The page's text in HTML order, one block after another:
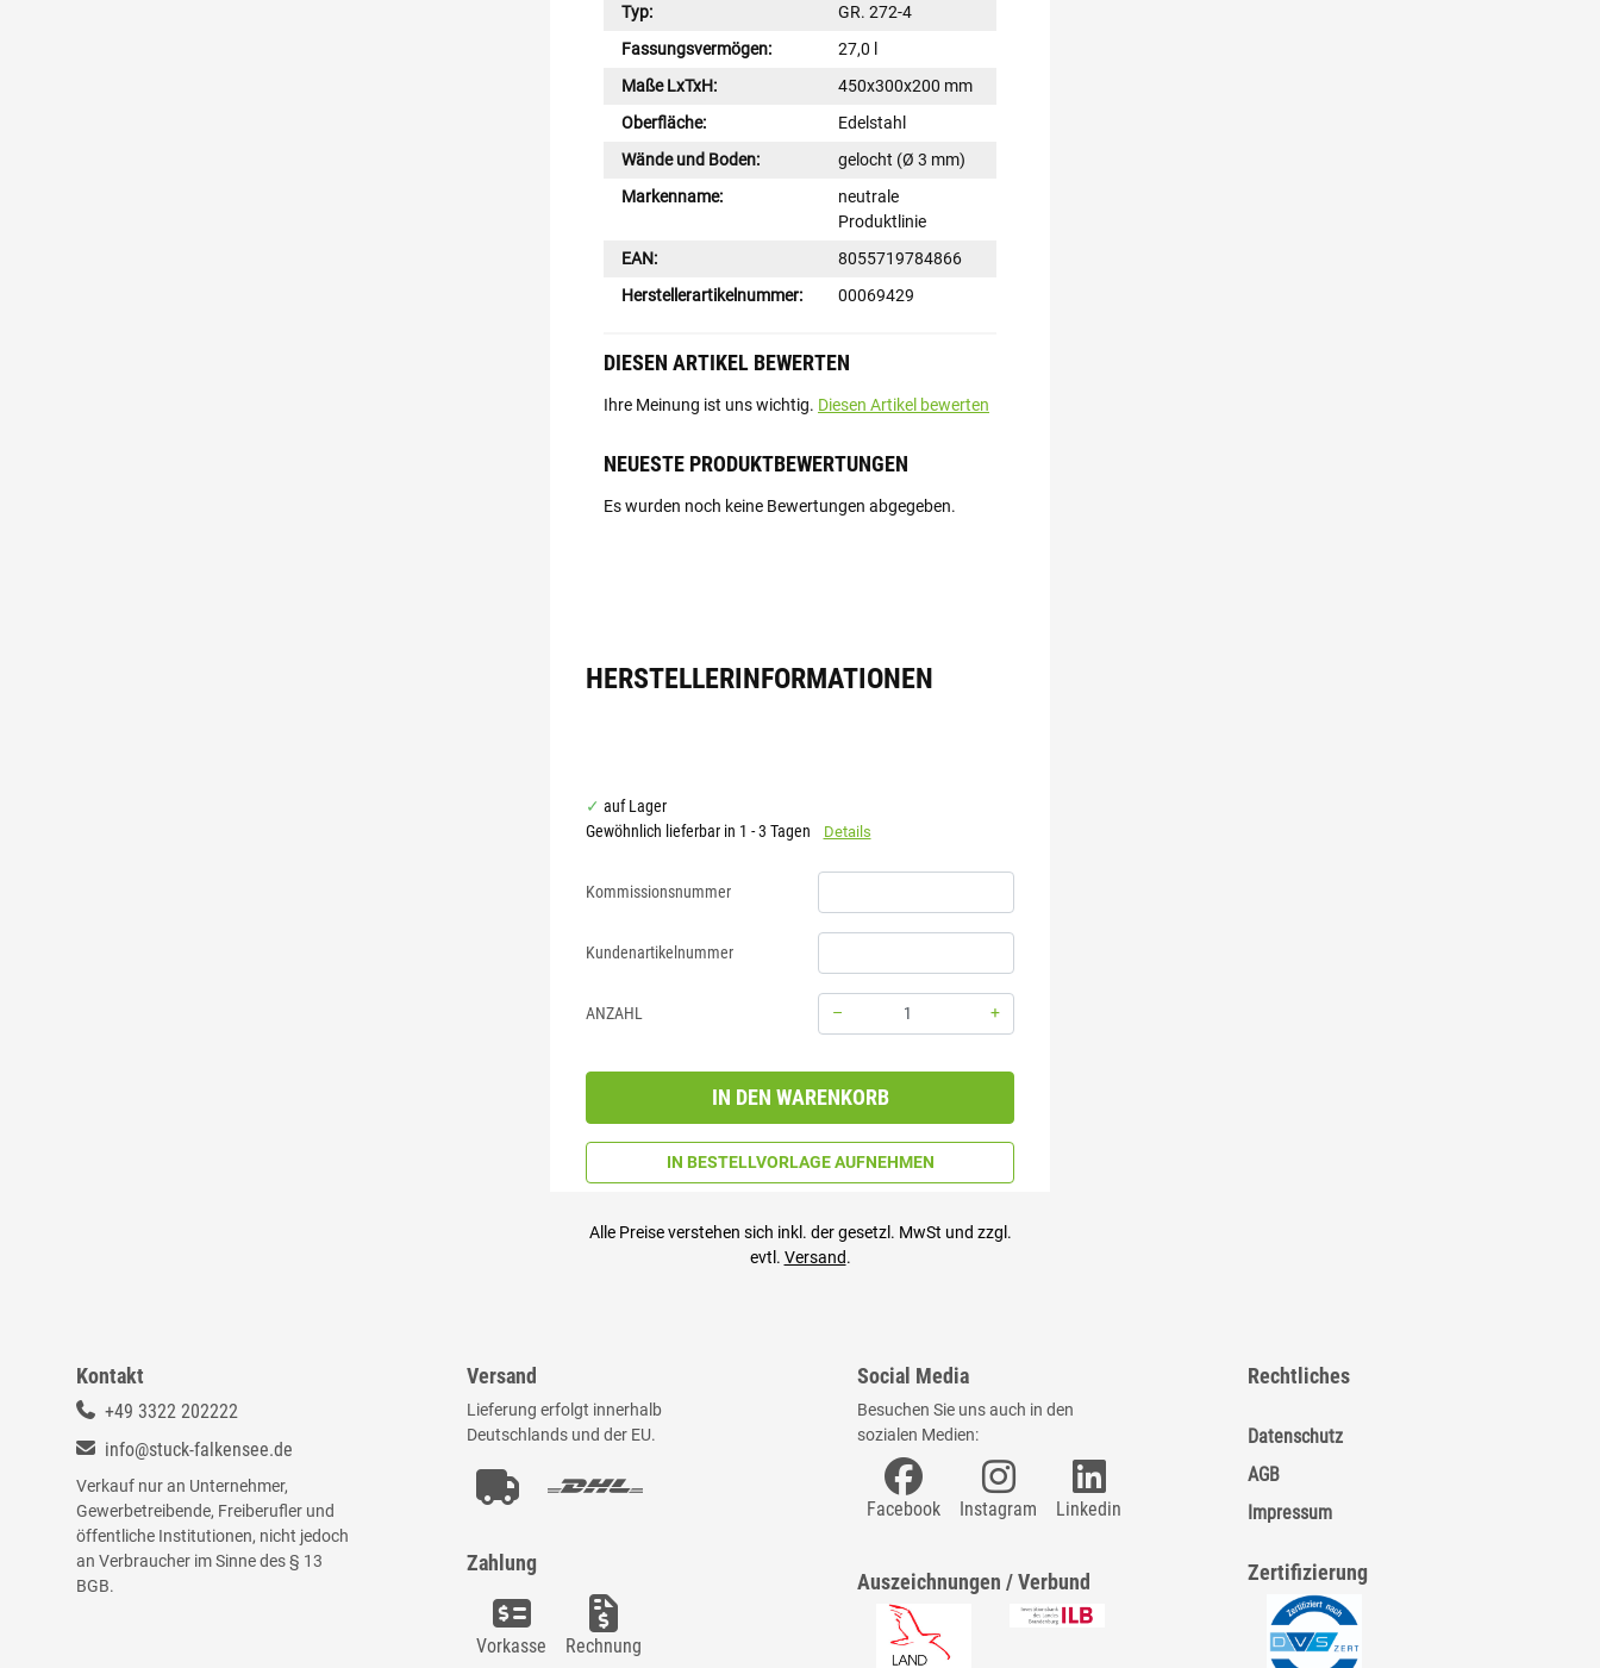
Typ:
GR. 272-4
Fassungsvermögen:
27,0 l
Maße LxTxH:
450x300x200 mm
Oberfläche:
Edelstahl
Wände und Boden:
gelocht (Ø 3 mm)
Markenname:
neutrale
Produktlinie
EAN:
8055719784866
Herstellerartikelnummer:
00069429
DIESEN ARTIKEL BEWERTEN
Ihre Meinung ist uns wichtig. Diesen Artikel bewerten
NEUESTE PRODUKTBEWERTUNGEN
Es wurden noch keine Bewertungen abgegeben.
HERSTELLERINFORMATIONEN
auf Lager
Gewöhnlich lieferbar in 1 - 3 Tagen
Details
Kommissionsnummer
Kundenartikelnummer
ANZAHL –
+
IN DEN WARENKORB
IN BESTELLVORLAGE AUFNEHMEN
Alle Preise verstehen sich inkl. der gesetzl. MwSt und zzgl.
evtl. Versand.
Kontakt
+49 3322 202222
info@stuck-falkensee.de
Verkauf nur an Unternehmer,
Gewerbetreibende, Freiberufler und
öffentliche Institutionen, nicht jedoch
an Verbraucher im Sinne des § 13
BGB.
Versand
Lieferung erfolgt innerhalb
Deutschlands und der EU.
Zahlung
Vorkasse Rechnung
Social Media
Besuchen Sie uns auch in den
sozialen Medien:
Facebook Instagram Linkedin
Auszeichnungen / Verbund
Rechtliches
Datenschutz
AGB
Impressum
Zertifizierung